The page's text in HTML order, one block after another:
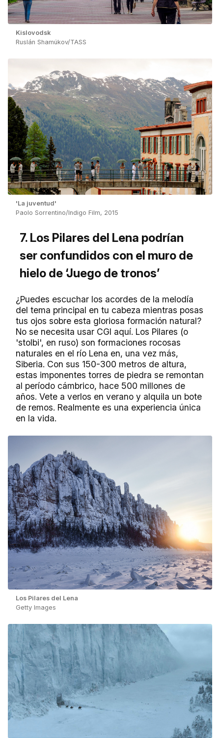
Kislovodsk
Ruslán Shamúkov/TASS
'La juventud'
Paolo Sorrentino/Indigo Film, 2015
7. Los Pilares del Lena podrían
ser confundidos con el muro de
hielo de ‘Juego de tronos’
¿Puedes escuchar los acordes de la melodía
del tema principal en tu cabeza mientras posas
tus ojos sobre esta gloriosa formación natural?
No se necesita usar CGI aquí. Los Pilares (o
'stolbi', en ruso) son formaciones rocosas
naturales en el río Lena en, una vez más,
Siberia. Con sus 150-300 metros de altura,
estas imponentes torres de piedra se remontan
al período cámbrico, hace 500 millones de
años. Vete a verlos en verano y alquila un bote
de remos. Realmente es una experiencia única
en la vida.
Los Pilares del Lena
Getty Images